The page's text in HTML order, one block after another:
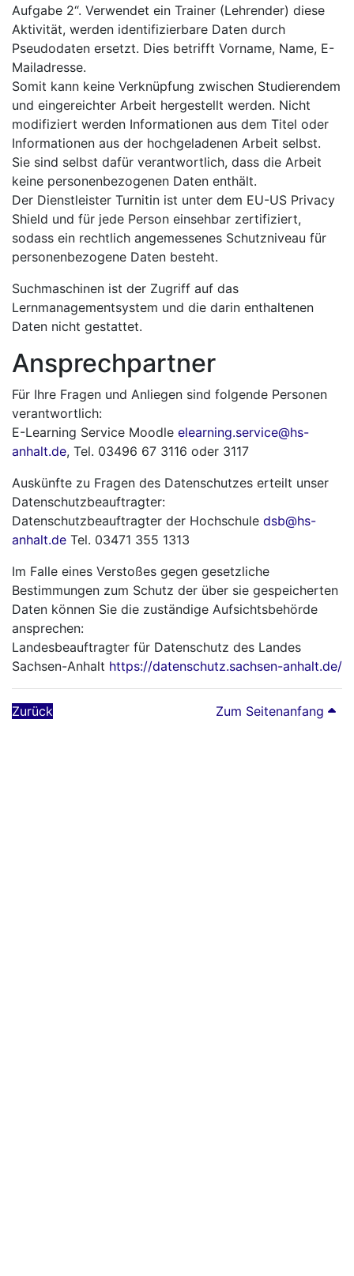
Aufgabe 2“. Verwendet ein Trainer (Lehrender) diese
Aktivität, werden identifizierbare Daten durch
Pseudodaten ersetzt. Dies betrifft Vorname, Name, E-
Mailadresse.
Somit kann keine Verknüpfung zwischen Studierendem
und eingereichter Arbeit hergestellt werden. Nicht
modifiziert werden Informationen aus dem Titel oder
Informationen aus der hochgeladenen Arbeit selbst.
Sie sind selbst dafür verantwortlich, dass die Arbeit
keine personenbezogenen Daten enthält.
Der Dienstleister Turnitin ist unter dem EU-US Privacy
Shield und für jede Person einsehbar zertifiziert,
sodass ein rechtlich angemessenes Schutzniveau für
personenbezogene Daten besteht.
Suchmaschinen ist der Zugriff auf das
Lernmanagementsystem und die darin enthaltenen
Daten nicht gestattet.
Ansprechpartner
Für Ihre Fragen und Anliegen sind folgende Personen
verantwortlich:
E-Learning Service Moodle elearning.service@hs-
anhalt.de, Tel. 03496 67 3116 oder 3117
Auskünfte zu Fragen des Datenschutzes erteilt unser
Datenschutzbeauftragter:
Datenschutzbeauftragter der Hochschule dsb@hs-
anhalt.de Tel. 03471 355 1313
Im Falle eines Verstoßes gegen gesetzliche
Bestimmungen zum Schutz der über sie gespeicherten
Daten können Sie die zuständige Aufsichtsbehörde
ansprechen:
Landesbeauftragter für Datenschutz des Landes
Sachsen-Anhalt https://datenschutz.sachsen-anhalt.de/
Zurück Zum Seitenanfang